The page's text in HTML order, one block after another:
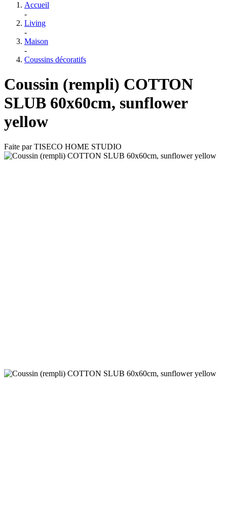
Accueil
-
Living
-
Maison
-
Coussins décoratifs
Coussin (rempli) COTTON
SLUB 60x60cm, sunflower
yellow
Faite parTISECO HOME STUDIO